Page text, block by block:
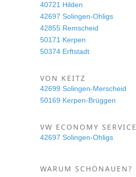
40721 Hilden
42697 Solingen-Ohligs
42855 Remscheid
50171 Kerpen
50374 Erftstadt
VON KEITZ
42699 Solingen-Merscheid
50169 Kerpen-Brüggen
VW ECONOMY SERVICE
42697 Solingen-Ohligs
WARUM SCHÖNAUEN?